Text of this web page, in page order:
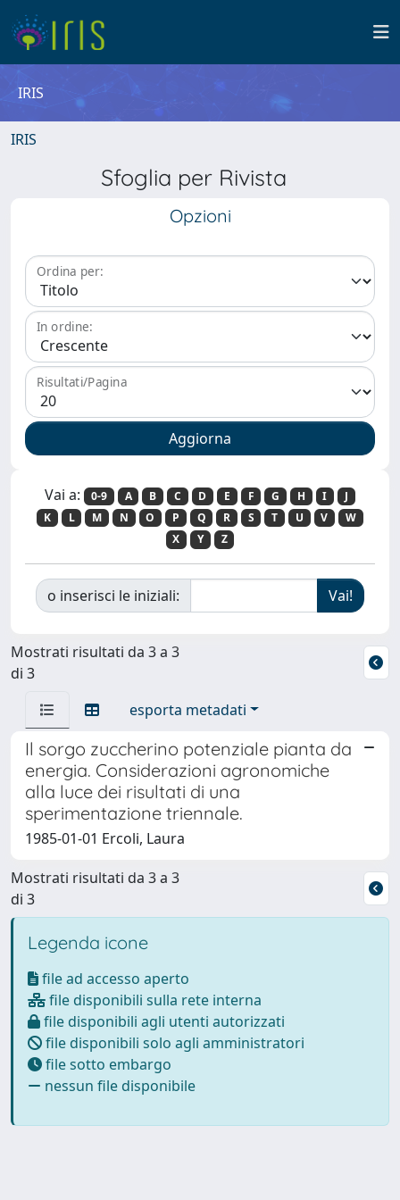
IRIS
IRIS
Sfoglia per Rivista
Opzioni
Ordina per:
In ordine:
Risultati/Pagina
Vai a: 0-9 A B C D E F G H I
J
K
L M N O P Q R S T U V
W
X
Y Z
o inserisci le iniziali:
Mostrati risultati da 3 a 3
di 3
esporta metadati
Il sorgo zuccherino potenziale pianta da
energia. Considerazioni agronomiche
alla luce dei risultati di una
sperimentazione triennale.
1985-01-01 Ercoli, Laura
Mostrati risultati da 3 a 3
di 3
Legenda icone
file ad accesso aperto
file disponibili sulla rete interna
file disponibili agli utenti autorizzati
file disponibili solo agli amministratori
file sotto embargo
nessun file disponibile